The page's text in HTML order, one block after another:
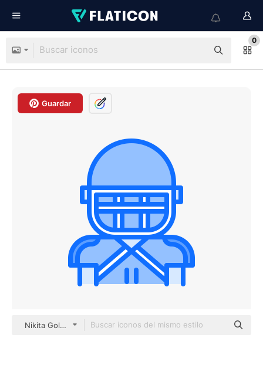
0
Guardar
Nikita Golubev color lineal-color